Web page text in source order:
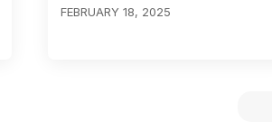
FEBRUARY 18, 2025